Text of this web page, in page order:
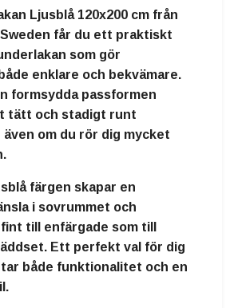
Ljusblå 120x200 cm från
får du ett praktiskt
som gör
enklare och bekvämare.
formsydda passformen
tätt och stadigt runt
även om du rör dig mycket
färgen skapar en
i sovrummet och
till enfärgade som till
Ett perfekt val för dig
både funktionalitet och en